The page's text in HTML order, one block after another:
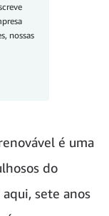
nossas
é uma
do
sete anos